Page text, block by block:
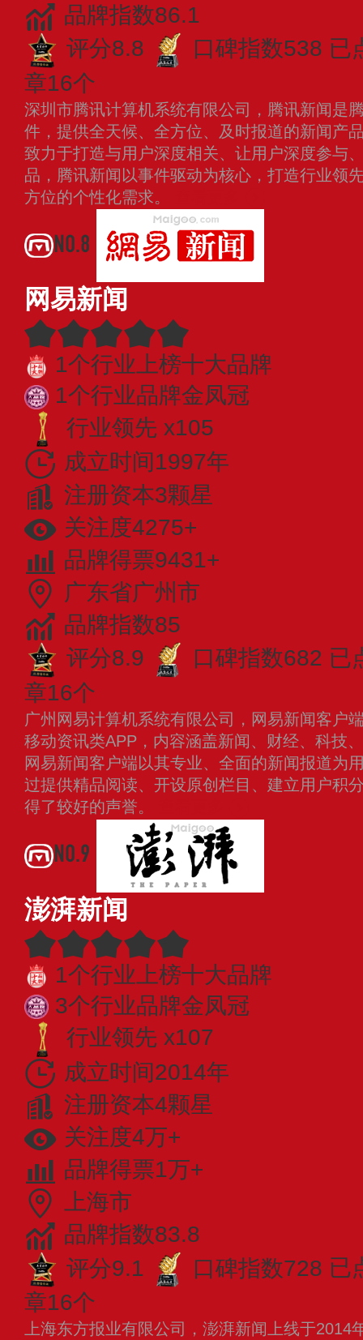
品牌指数86.1
评分8.8
口碑指数538 已
章16个
深圳市腾讯计算机系统有限公司，腾讯新闻是
件，提供全天候、全方位、及时报道的新闻产
致力于打造与用户深度相关、让用户深度参与
品，腾讯新闻以事件驱动为核心，打造行业领
方位的个性化需求。
NO.8
网易新闻
1个行业上榜十大品牌
1个行业品牌金凤冠
行业领先 x105
成立时间1997年
注册资本3颗星
关注度4275+
品牌得票9431+
广东省广州市
品牌指数85
评分8.9
口碑指数682 已
章16个
广州网易计算机系统有限公司，网易新闻客户
移动资讯类APP，内容涵盖新闻、财经、科技
网易新闻客户端以其专业、全面的新闻报道为
过提供精品阅读、开设原创栏目、建立用户积
得了较好的声誉。
NO.9
澎湃新闻
1个行业上榜十大品牌
3个行业品牌金凤冠
行业领先 x107
成立时间2014年
注册资本4颗星
关注度4万+
品牌得票1万+
上海市
品牌指数83.8
评分9.1
口碑指数728 已
章16个
上海东方报业有限公司，澎湃新闻上线于2014